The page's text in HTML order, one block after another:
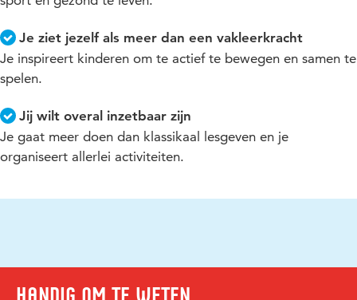
Je ziet jezelf als meer dan een vakleerkracht
Je inspireert kinderen om te actief te bewegen en samen te
spelen.
Jij wilt overal inzetbaar zijn
Je gaat meer doen dan klassikaal lesgeven en je
organiseert allerlei activiteiten.